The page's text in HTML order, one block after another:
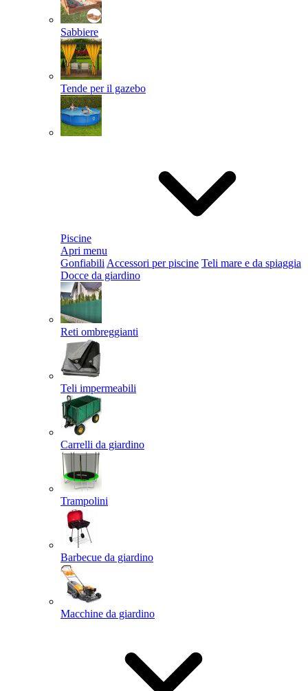
Sabbiere
Tende per il gazebo
Piscine
Apri menu
Gonfiabili Accessori per piscine Teli mare e da spiaggia
Docce da giardino
Reti ombreggianti
Teli impermeabili
Carrelli da giardino
Trampolini
Barbecue da giardino
Macchine da giardino